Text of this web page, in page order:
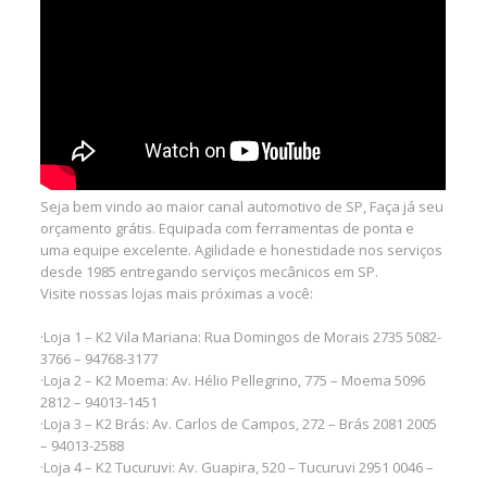
Seja bem vindo ao maior canal automotivo de SP, Faça já seu
orçamento grátis. Equipada com ferramentas de ponta e
uma equipe excelente. Agilidade e honestidade nos serviços
desde 1985 entregando serviços mecânicos em SP.
Visite nossas lojas mais próximas a você:
·Loja 1 – K2 Vila Mariana: Rua Domingos de Morais 2735 5082-
3766 – 94768-3177
·Loja 2 – K2 Moema: Av. Hélio Pellegrino, 775 – Moema 5096
2812 – 94013-1451
·Loja 3 – K2 Brás: Av. Carlos de Campos, 272 – Brás 2081 2005
– 94013-2588
·Loja 4 – K2 Tucuruvi: Av. Guapira, 520 – Tucuruvi 2951 0046 –